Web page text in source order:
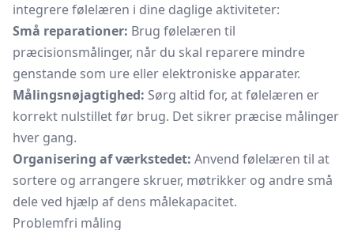
integrere følelæren i dine daglige aktiviteter:
Små reparationer: Brug følelæren til
præcisionsmålinger, når du skal reparere mindre
genstande som ure eller elektroniske apparater.
Målingsnøjagtighed: Sørg altid for, at følelæren er
korrekt nulstillet før brug. Det sikrer præcise målinger
hver gang.
Organisering af værkstedet: Anvend følelæren til at
sortere og arrangere skruer, møtrikker og andre små
dele ved hjælp af dens målekapacitet.
Problemfri måling